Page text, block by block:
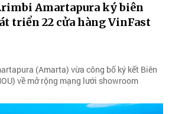
Amartapura ký biên
triển 22 cửa hàng VinFast
(Amarta) vừa công bố ký kết Biên
về mở rộng mạng lưới showroom